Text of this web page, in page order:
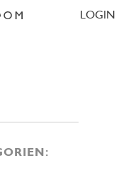
LOGIN